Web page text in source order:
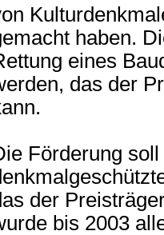
haben.
eines
das der
Förderung
der
bis 2003